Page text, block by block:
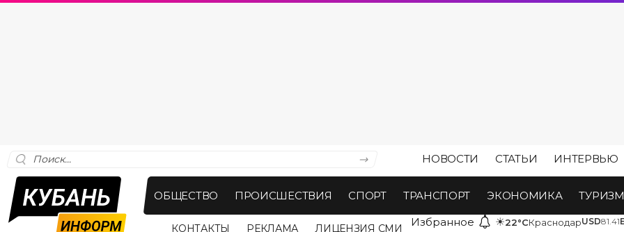
НОВОСТИ СТАТЬИ ИНТЕРВЬЮ
ОБЩЕСТВО ПРОИСШЕСТВИЯ СПОРТ ТРАНСПОРТ ЭКОНОМИКА ТУРИЗМ
КОНТАКТЫ РЕКЛАМА ЛИЦЕНЗИЯ СМИ Избранное ☀22°CКраснодарUSD81.41